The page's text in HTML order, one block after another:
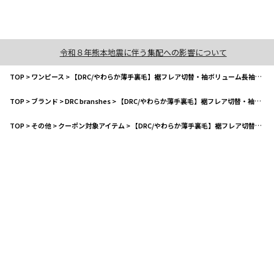
令和８年熊本地震に伴う集配への影響について
TOP>ワンピース > 【DRC/やわらか薄手裏毛】裾フレア切替・袖ボリューム長袖ワンピース
TOP>ブランド >DRC branshes> 【DRC/やわらか薄手裏毛】裾フレア切替・袖ボリューム長袖ワンピース
TOP>その他>クーポン対象アイテム > 【DRC/やわらか薄手裏毛】裾フレア切替・袖ボリューム長袖ワンピース